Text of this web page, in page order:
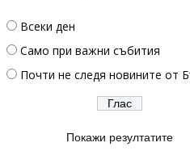
Всеки ден
Само при важни събития
Почти не следя новините от
Покажи резултатите